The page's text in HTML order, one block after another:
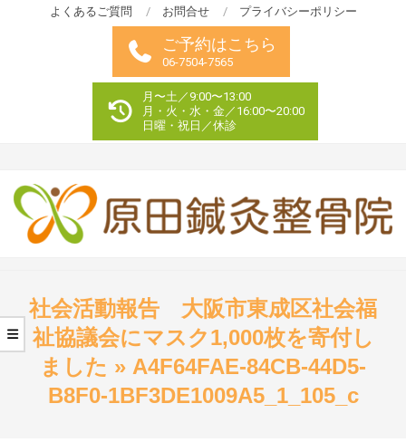
よくあるご質問 お問合せ プライバシーポリシー
ご予約はこちら
06-7504-7565
月〜土／9:00〜13:00
月・火・水・金／16:00〜20:00
日曜・祝日／休診
Menu社会活動報告 大阪市東成区社会福
祉協議会にマスク1,000枚を寄付し
ました » A4F64FAE-84CB-44D5-
B8F0-1BF3DE1009A5_1_105_c